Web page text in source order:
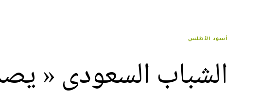
أسود الأطلس
الشباب السعودي «